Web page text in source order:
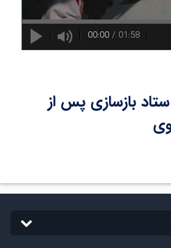
00:00/ 01:58
ستاد بازسازی پس از